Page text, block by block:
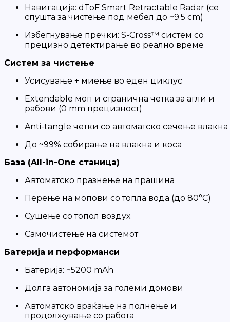
Навигација: dToF Smart Retractable Radar (се
спушта за чистење под мебел до ~9.5 cm)
Избегнување пречки: S-Cross™ систем со
прецизно детектирање во реално време
Систем за чистење
Усисување + миење во еден циклус
Extendable моп и странична четка за агли и
рабови (0 mm прецизност)
Anti-tangle четки со автоматско сечење влакна
До ~99% собирање на влакна и коса
База (All-in-One станица)
Автоматско празнење на прашина
Перење на мопови со топла вода (до 80°C)
Сушење со топол воздух
Самочистење на системот
Батерија и перформанси
Батерија: ~5200 mAh
Долга автономија за големи домови
Автоматско враќање на полнење и
продолжување со работа